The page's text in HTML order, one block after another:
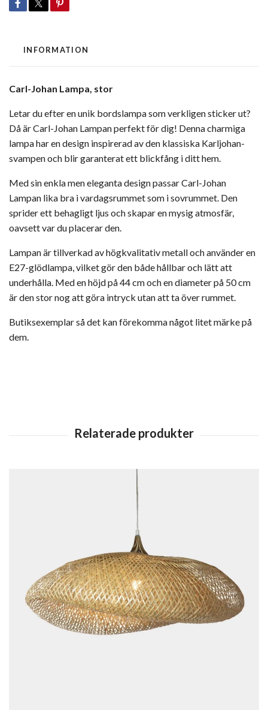
INFORMATION
Carl-Johan Lampa, stor
Letar du efter en unik bordslampa som verkligen sticker ut?
Då är Carl-Johan Lampan perfekt för dig! Denna charmiga
lampa har en design inspirerad av den klassiska Karljohan-
svampen och blir garanterat ett blickfång i ditt hem.
Med sin enkla men eleganta design passar Carl-Johan
Lampan lika bra i vardagsrummet som i sovrummet. Den
sprider ett behagligt ljus och skapar en mysig atmosfär,
oavsett var du placerar den.
Lampan är tillverkad av högkvalitativ metall och använder en
E27-glödlampa, vilket gör den både hållbar och lätt att
underhålla. Med en höjd på 44 cm och en diameter på 50 cm
är den stor nog att göra intryck utan att ta över rummet.
Butiksexemplar så det kan förekomma något litet märke på
dem.